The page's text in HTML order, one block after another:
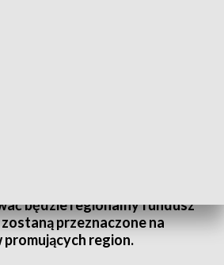
będzie regionalny fundusz
przeznaczone na
region.